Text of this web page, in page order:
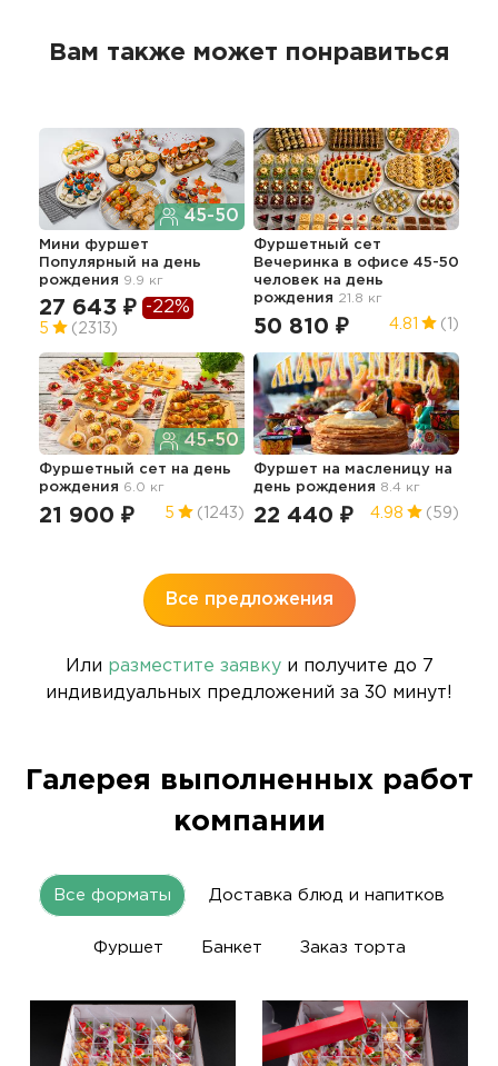
Вам также может понравиться
45-50
Мини фуршет
Популярный на день
рождения 9.9 кг
27 643 ₽ -22%
5 (2313)
Фуршетный сет
Вечеринка в офисе 45-50
человек на день
рождения 21.8 кг
50 810 ₽ 4.81 (1)
45-50
Фуршетный сет на день
рождения 6.0 кг
21 900 ₽ 5 (1243)
Фуршет на масленицу на
день рождения 8.4 кг
22 440 ₽ 4.98 (59)
Все предложения
Или разместите заявкуи получите до 7
индивидуальных предложений за 30 минут!
Галерея выполненных работ
компании
Все форматы Доставка блюд и напитков
Фуршет Банкет Заказ торта